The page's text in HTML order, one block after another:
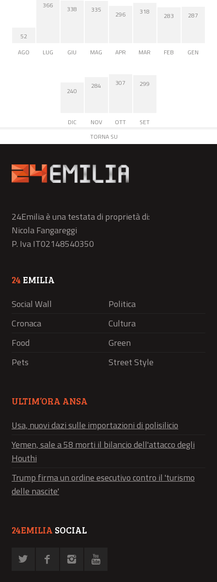
52
AGO
366
LUG
338
GIU
335
MAG
296
APR
318
MAR
283
FEB
287
GEN
240
DIC
284
NOV
307
OTT
299
SET
TORNA SU
24Emilia è una testata di proprietà di:
Nicola Fangareggi
P. Iva IT02148540350
24 EMILIA
Social Wall
Politica
Cronaca
Cultura
Food
Green
Pets
Street Style
ULTIM’ORA ANSA
Usa, nuovi dazi sulle importazioni di polisilicio
Yemen, sale a 58 morti il bilancio dell'attacco degli
Houthi
Trump firma un ordine esecutivo contro il 'turismo
delle nascite'
24EMILIA SOCIAL